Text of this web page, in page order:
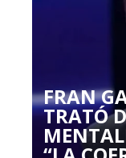
FRAN
TRATÓ